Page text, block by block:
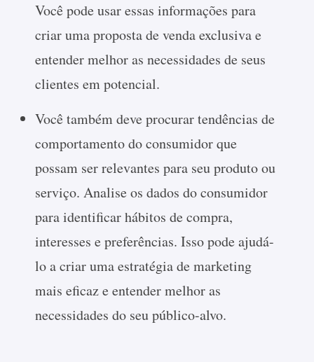
Você pode usar essas informações para
criar uma proposta de venda exclusiva e
entender melhor as necessidades de seus
clientes em potencial.
Você também deve procurar tendências de
comportamento do consumidor que
possam ser relevantes para seu produto ou
serviço. Analise os dados do consumidor
para identificar hábitos de compra,
interesses e preferências. Isso pode ajudá-
lo a criar uma estratégia de marketing
mais eficaz e entender melhor as
necessidades do seu público-alvo.